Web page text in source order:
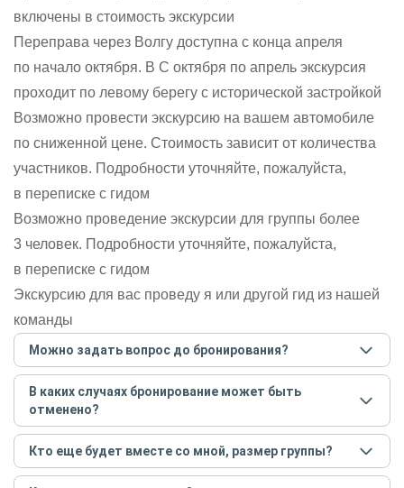
включены в стоимость экскурсии
Переправа через Волгу доступна с конца апреля
по начало октября. В С октября по апрель экскурсия
проходит по левому берегу с исторической застройкой
Возможно провести экскурсию на вашем автомобиле
по сниженной цене. Стоимость зависит от количества
участников. Подробности уточняйте, пожалуйста,
в переписке с гидом
Возможно проведение экскурсии для группы более
3 человек. Подробности уточняйте, пожалуйста,
в переписке с гидом
Экскурсию для вас проведу я или другой гид из нашей
команды
Можно задать вопрос до бронирования?
Достаточно перейти по ссылке «Задать вопрос» и
написать гиду. Платить при этом не нужно. Сначала
согласуйте с гидом интересующие вас вопросы и после
этого бронируйте экскурсию.Задать вопрос.
В каких случаях бронирование может быть
отменено?
Только в случае неблагоприятных погодных условий,
например, если экскурсия на кораблике, а по прогнозу
погоды аномально-сильный ветер. При этом гид
Кто еще будет вместе со мной, размер группы?
Если экскурсия индивидуальная, гид проведет встречу